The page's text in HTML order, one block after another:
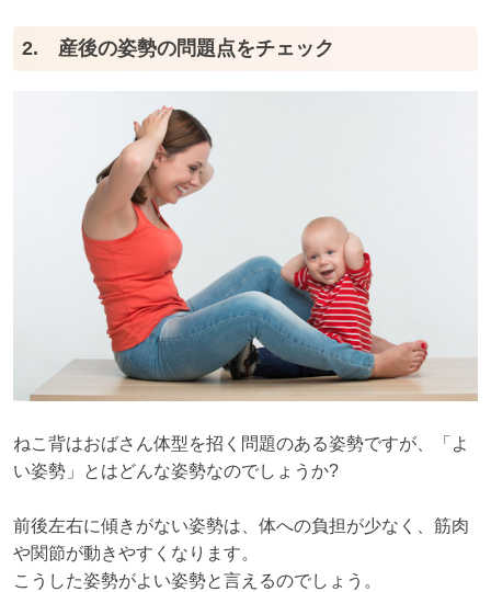
2. 産後の姿勢の問題点をチェック
ねこ背はおばさん体型を招く問題のある姿勢ですが、「よ
い姿勢」とはどんな姿勢なのでしょうか?
前後左右に傾きがない姿勢は、体への負担が少なく、筋肉
や関節が動きやすくなります。
こうした姿勢がよい姿勢と言えるのでしょう。